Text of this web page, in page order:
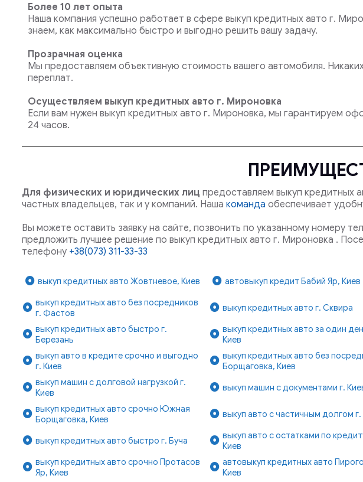
Более 10 лет опыта
Наша компания успешно работает в сфере выкуп кредитных авто г.
знаем, как максимально быстро и выгодно решить вашу задачу.
Прозрачная оценка
Мы предоставляем объективную стоимость вашего автомобиля.
переплат.
Осуществляем выкуп кредитных авто г. Мироновка
Если вам нужен выкуп кредитных авто г. Мироновка, мы гарантируем
24 часов.
Для физических и юридических лиц предоставляем выкуп кредитных
частных владельцев, так и у компаний. Наша команда обеспечивает
Вы можете оставить заявку на сайте, позвонить по указанному номеру
предложить лучшее решение по выкуп кредитных авто г. Мироновка .
телефону +38(073) 311-33-33
выкуп кредитных авто Жовтневое, Киев автовыкуп кредит Бабий Яр, Киев
выкуп кредитных авто без посредников
г. Фастов
выкуп кредитных авто г. Сквира
выкуп кредитных авто быстро г.
Березань
выкуп кредитных авто за один
Киев
выкуп авто в кредите срочно и выгодно
г. Киев
выкуп кредитных авто без
Борщаговка, Киев
выкуп машин с долговой нагрузкой г.
Киев
выкуп машин с документами г.
выкуп кредитных авто срочно Южная
Борщаговка, Киев
выкуп авто с частичным долгом г.
выкуп кредитных авто быстро г. Буча
выкуп авто с остатками по
Киев
выкуп кредитных авто срочно Протасов
Яр, Киев
автовыкуп кредитных авто
Киев